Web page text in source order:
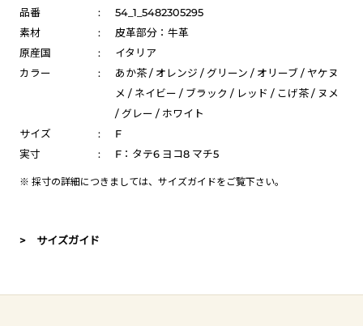
品番 :
54_1_5482305295
素材
:
皮革部分：牛革
原産国
:
イタリア
カラー
:
あか茶 / オレンジ / グリーン / オリーブ / ヤケヌ
メ / ネイビー / ブラック / レッド / こげ茶 / ヌメ
/ グレー / ホワイト
サイズ
:
F
実寸
: F：タテ6 ヨコ8 マチ5
※ 採寸の詳細につきましては、 サイズガイドをご覧下さい。
> サイズガイド